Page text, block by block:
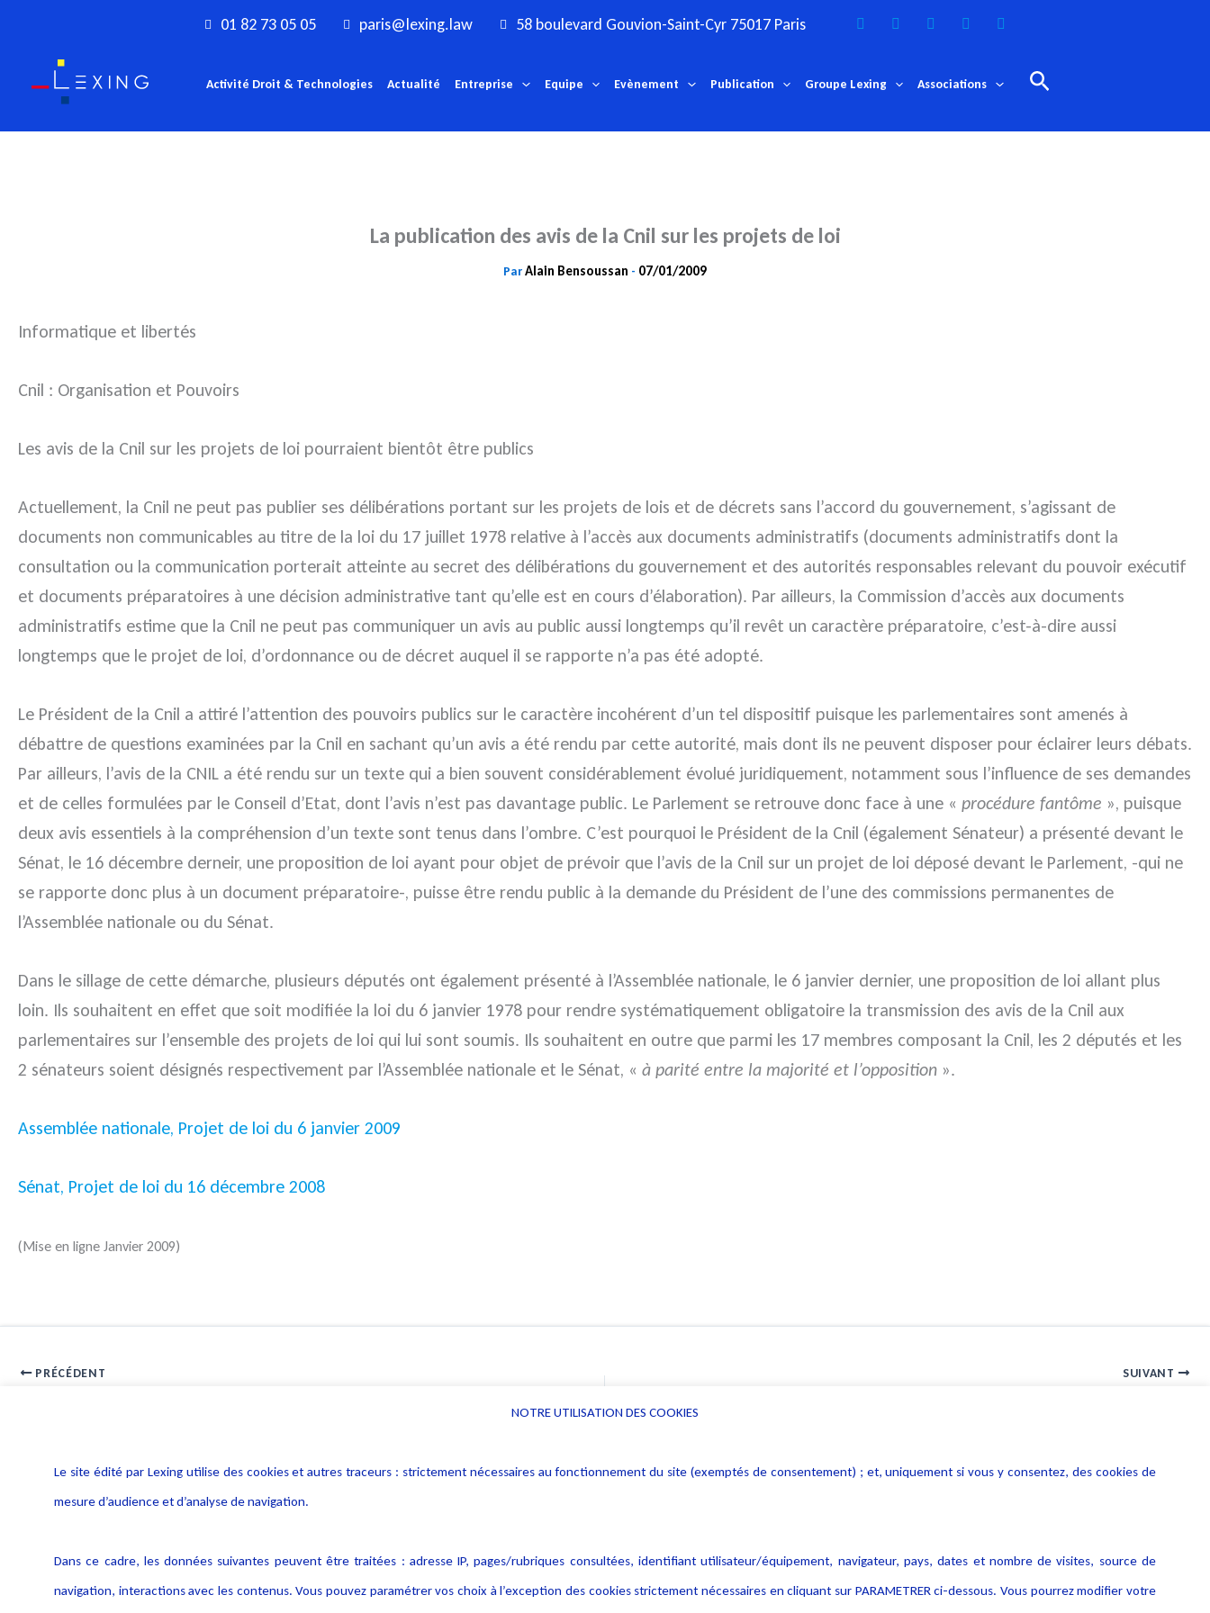
contenu
01 82 73 05 05 paris@lexing.law 58 boulevard Gouvion-Saint-Cyr 75017 Paris
Activité Droit & Technologies Actualité Entreprise Equipe Evènement Publication Groupe Lexing Associations Rechercher
La publication des avis de la Cnil sur les projets de loi
ParAlain Bensoussan - 07/01/2009
Informatique et libertés
Cnil : Organisation et Pouvoirs
Les avis de la Cnil sur les projets de loi pourraient bientôt être publics
Actuellement, la Cnil ne peut pas publier ses délibérations portant sur les projets de lois et de décrets sans l’accord du gouvernement, s’agissant de
documents non communicables au titre de la loi du 17 juillet 1978 relative à l’accès aux documents administratifs (documents administratifs dont la
consultation ou la communication porterait atteinte au secret des délibérations du gouvernement et des autorités responsables relevant du pouvoir exécutif
et documents préparatoires à une décision administrative tant qu’elle est en cours d’élaboration). Par ailleurs, la Commission d’accès aux documents
administratifs estime que la Cnil ne peut pas communiquer un avis au public aussi longtemps qu’il revêt un caractère préparatoire, c’est-à-dire aussi
longtemps que le projet de loi, d’ordonnance ou de décret auquel il se rapporte n’a pas été adopté.
Le Président de la Cnil a attiré l’attention des pouvoirs publics sur le caractère incohérent d’un tel dispositif puisque les parlementaires sont amenés à
débattre de questions examinées par la Cnil en sachant qu’un avis a été rendu par cette autorité, mais dont ils ne peuvent disposer pour éclairer leurs débats.
Par ailleurs, l’avis de la CNIL a été rendu sur un texte qui a bien souvent considérablement évolué juridiquement, notamment sous l’influence de ses demandes
et de celles formulées par le Conseil d’Etat, dont l’avis n’est pas davantage public. Le Parlement se retrouve donc face à une « procédure fantôme », puisque
deux avis essentiels à la compréhension d’un texte sont tenus dans l’ombre. C’est pourquoi le Président de la Cnil (également Sénateur) a présenté devant le
Sénat, le 16 décembre derneir, une proposition de loi ayant pour objet de prévoir que l’avis de la Cnil sur un projet de loi déposé devant le Parlement, -qui ne
se rapporte donc plus à un document préparatoire-, puisse être rendu public à la demande du Président de l’une des commissions permanentes de
l’Assemblée nationale ou du Sénat.
Dans le sillage de cette démarche, plusieurs députés ont également présenté à l’Assemblée nationale, le 6 janvier dernier, une proposition de loi allant plus
loin. Ils souhaitent en effet que soit modifiée la loi du 6 janvier 1978 pour rendre systématiquement obligatoire la transmission des avis de la Cnil aux
parlementaires sur l’ensemble des projets de loi qui lui sont soumis. Ils souhaitent en outre que parmi les 17 membres composant la Cnil, les 2 députés et les
2 sénateurs soient désignés respectivement par l’Assemblée nationale et le Sénat, « à parité entre la majorité et l’opposition ».
Assemblée nationale, Projet de loi du 6 janvier 2009
Sénat, Projet de loi du 16 décembre 2008
(Mise en ligne Janvier 2009)
PRÉCÉDENT SUIVANT
données
NOTRE UTILISATION DES COOKIES
Le site édité par Lexing utilise des cookies et autres traceurs : strictement nécessaires au fonctionnement du site (exemptés de consentement) ; et, uniquement si vous y consentez, des cookies de
mesure d’audience et d’analyse de navigation.
Dans ce cadre, les données suivantes peuvent être traitées : adresse IP, pages/rubriques consultées, identifiant utilisateur/équipement, navigateur, pays, dates et nombre de visites, source de
navigation, interactions avec les contenus. Vous pouvez paramétrer vos choix à l’exception des cookies strictement nécessaires en cliquant sur PARAMETRER ci-dessous. Vous pourrez modifier votre